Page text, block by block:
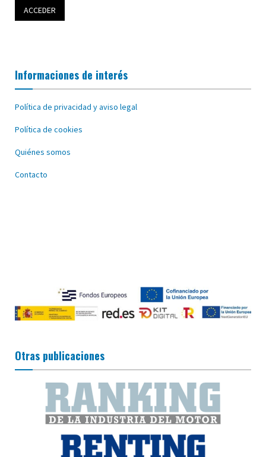
Informaciones de interés
Política de privacidad y aviso legal
Política de cookies
Quiénes somos
Contacto
Otras publicaciones